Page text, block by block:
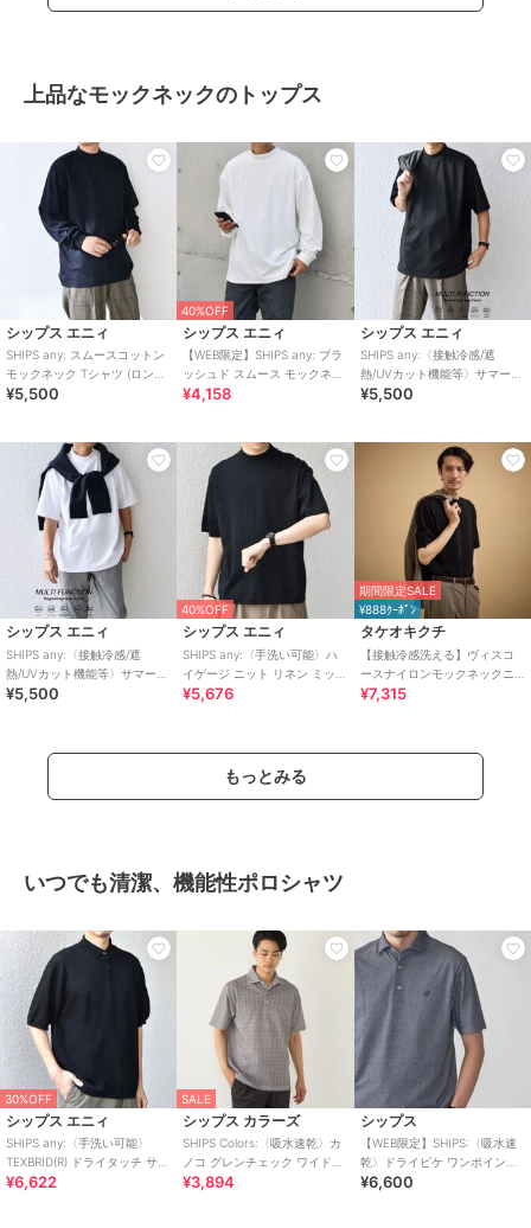
上品なモックネックのトップス
シップス エニィ
SHIPS any: スムースコットン
モックネック Tシャツ (ロン
T)◆
¥5,500
40%OFF
シップス エニィ
【WEB限定】SHIPS any: ブラ
ッシュド スムース モックネッ
ク Tシャツ(ロンT)◇
¥4,158
シップス エニィ
SHIPS any:〈接触冷感/遮
熱/UVカット機能等〉サマーフ
ァンクション モックネック T
¥5,500
シップス エニィ
SHIPS any:〈接触冷感/遮
熱/UVカット機能等〉サマーフ
ァンクション モックネック T
¥5,500
40%OFF
シップス エニィ
SHIPS any:〈手洗い可能〉ハ
イゲージ ニット リネン ミック
ス モックネック 半袖 Tシャツ
¥5,676
期間限定SALE
¥888ｸｰﾎﾟﾝ
タケオキクチ
【接触冷感洗える】ヴィスコ
ースナイロンモックネックニ
ット
¥7,315
もっとみる
いつでも清潔、機能性ポロシャツ
30%OFF
シップス エニィ
SHIPS any:〈手洗い可能〉
TEXBRID(R) ドライタッチ サマ
ー ニット 半袖 ポロシャ
¥6,622
SALE
シップス カラーズ
SHIPS Colors:〈吸水速乾〉カ
ノコ グレンチェック ワイドカ
ラー ポロシャツ
¥3,894
シップス
【WEB限定】SHIPS:〈吸水速
乾〉ドライピケ ワンポイント
ロゴ ワイドカラー ポロシャツ
¥6,600